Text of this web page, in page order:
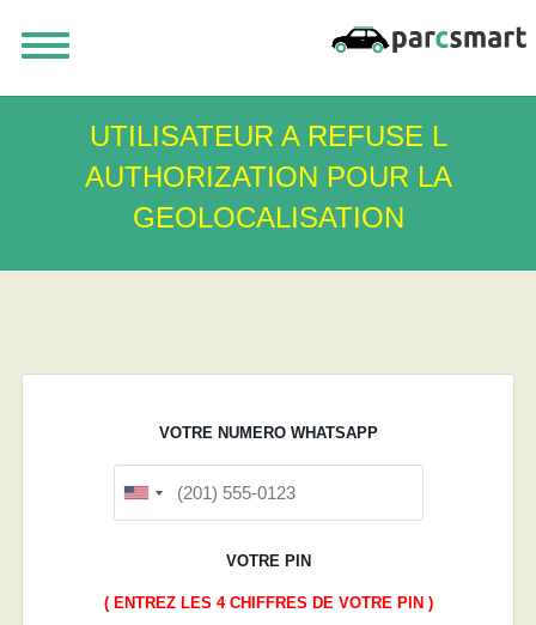
UTILISATEUR A REFUSE L
AUTHORIZATION POUR LA
GEOLOCALISATION
VOTRE NUMERO WHATSAPP
VOTRE PIN
( ENTREZ LES 4 CHIFFRES DE VOTRE PIN )